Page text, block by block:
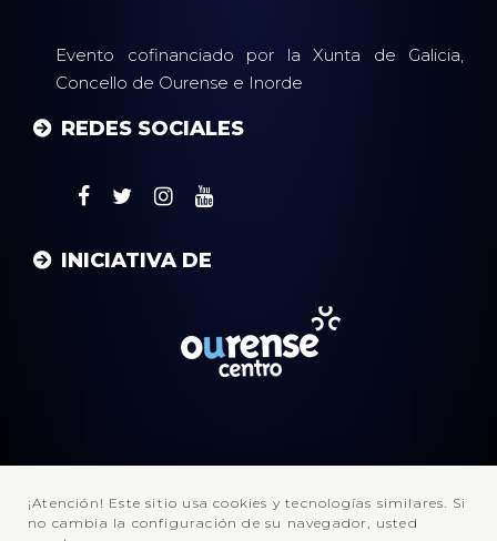
¡Atención! Este sitio usa cookies y tecnologías similares. Si
no cambia la configuración de su navegador, usted
Evento cofinanciado por la Xunta de Galicia,
Concello de Ourense e Inorde
REDES SOCIALES
INICIATIVA DE